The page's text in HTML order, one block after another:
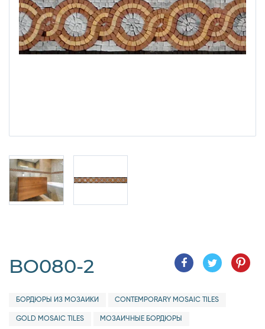
BO080-2
БОРДЮРЫ ИЗ МОЗАИКИ CONTEMPORARY MOSAIC TILES
GOLD MOSAIC TILES МОЗАИЧНЫЕ БОРДЮРЫ